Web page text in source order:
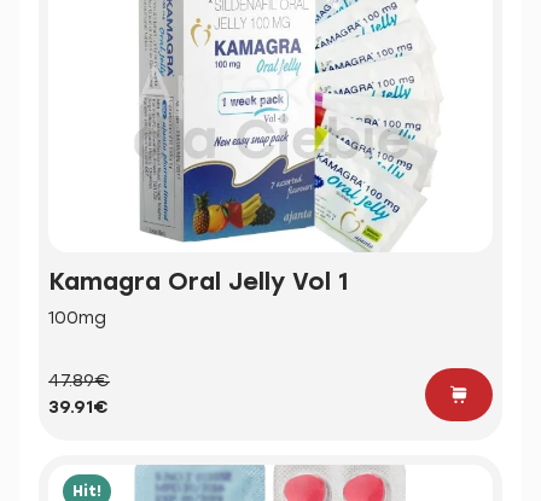
Kamagra Oral Jelly Vol 1
100mg
47.89€
39.91€
Hit!